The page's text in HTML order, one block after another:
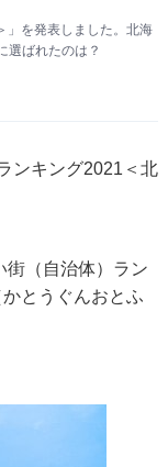
」を発表しました。北海
選ばれたのは？
ンキング2021＜北
街（自治体）ラン
とうぐんおとふ